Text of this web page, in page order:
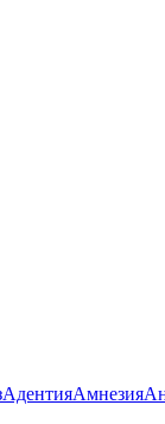
АдентияАмнезия